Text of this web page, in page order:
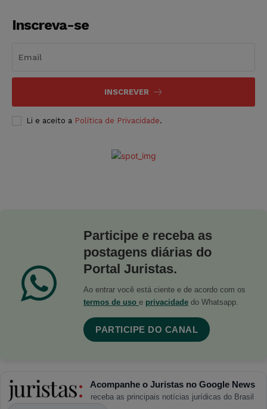
Inscreva-se
INSCREVER
Li e aceito a Política de Privacidade.
Participe e receba as
postagens diárias do
Portal Juristas.
Ao entrar você está ciente e de acordo com os
termos de uso e privacidade do Whatsapp.
PARTICIPE DO CANAL
Acompanhe o Juristas no Google News
receba as principais notícias jurídicas do Brasil